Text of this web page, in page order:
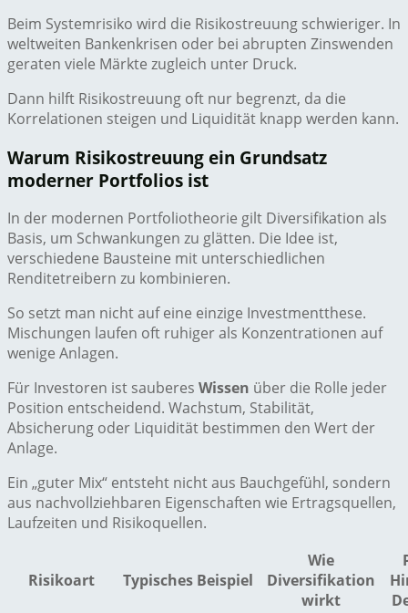
Beim Systemrisiko wird die Risikostreuung schwieriger. In
weltweiten Bankenkrisen oder bei abrupten Zinswenden
geraten viele Märkte zugleich unter Druck.
Dann hilft Risikostreuung oft nur begrenzt, da die
Korrelationen steigen und Liquidität knapp werden kann.
Warum Risikostreuung ein Grundsatz
moderner Portfolios ist
In der modernen Portfoliotheorie gilt Diversifikation als
Basis, um Schwankungen zu glätten. Die Idee ist,
verschiedene Bausteine mit unterschiedlichen
Renditetreibern zu kombinieren.
So setzt man nicht auf eine einzige Investmentthese.
Mischungen laufen oft ruhiger als Konzentrationen auf
wenige Anlagen.
Für Investoren ist sauberes Wissen über die Rolle jeder
Position entscheidend. Wachstum, Stabilität,
Absicherung oder Liquidität bestimmen den Wert der
Anlage.
Ein „guter Mix“ entsteht nicht aus Bauchgefühl, sondern
aus nachvollziehbaren Eigenschaften wie Ertragsquellen,
Laufzeiten und Risikoquellen.
Risikoart Typisches Beispiel
Wie
Diversifikation
wirkt